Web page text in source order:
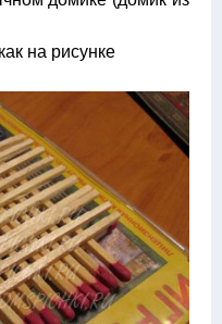
на рисунке